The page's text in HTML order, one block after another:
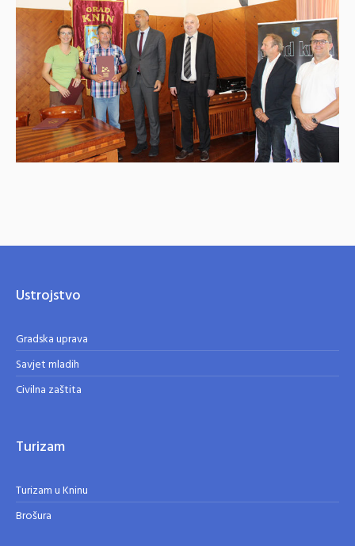
Ustrojstvo
Gradska uprava
Savjet mladih
Civilna zaštita
Turizam
Turizam u Kninu
Brošura